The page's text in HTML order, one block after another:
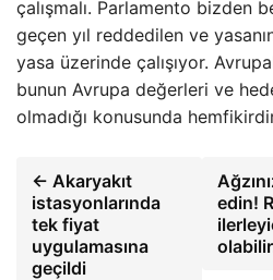
çalışmalı. Parlamento bizden
geçen yıl reddedilen ve
yasa üzerinde çalışıyor.
bunun Avrupa değerleri ve
olmadığı konusunda
← Akaryakıt
istasyonlarında
tek fiyat
uygulamasına
geçildi
edin!